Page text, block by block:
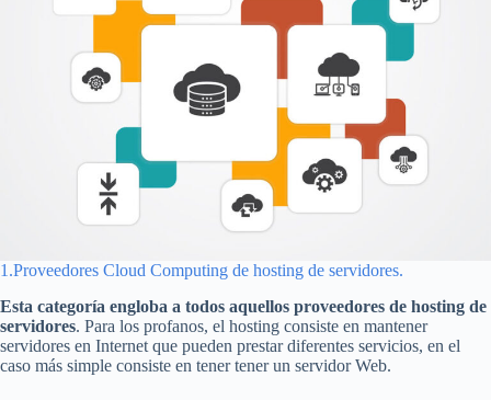
1.Proveedores Cloud Computing de hosting de servidores.
Esta categoría engloba a todos aquellos proveedores de hosting de
servidores. Para los profanos, el hosting consiste en mantener
servidores en Internet que pueden prestar diferentes servicios, en el
caso más simple consiste en tener tener un servidor Web.